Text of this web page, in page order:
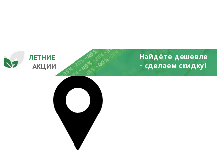
-20%
-25%
-45%
-35%-20%
-25%
-45%
-30%
-15%
-20%
-25%
-40%
АКЦИИ
ЛЕТНИЕ Найдёте дешевле
- сделаем